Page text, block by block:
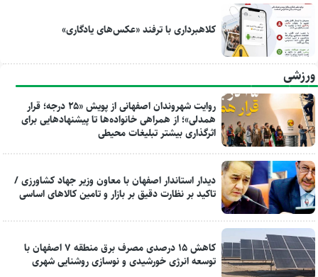
کلاهبرداری با ترفند «عکس‌های یادگاری»
ورزشی
روایت شهروندان اصفهانی از پویش «۲۵ درجه؛ قرار
همدلی»؛ از همراهی خانواده‌ها تا پیشنهادهایی برای
اثرگذاری بیشتر تبلیغات محیطی
دیدار استاندار اصفهان با معاون وزیر جهاد کشاورزی /
تاکید بر نظارت دقیق بر بازار و تامین کالاهای اساسی
کاهش ۱۵ درصدی مصرف برق منطقه ۷ اصفهان با
توسعه انرژی خورشیدی و نوسازی روشنایی شهری